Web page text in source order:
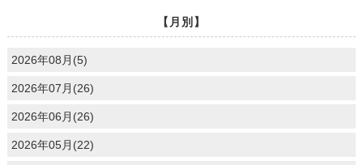
【月別】
2026年08月(5)
2026年07月(26)
2026年06月(26)
2026年05月(22)